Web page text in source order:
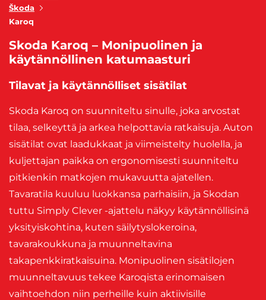
Škoda
Karoq
Skoda Karoq – Monipuolinen ja
käytännöllinen katumaasturi
Tilavat ja käytännölliset sisätilat
Skoda Karoq on suunniteltu sinulle, joka arvostat
tilaa, selkeyttä ja arkea helpottavia ratkaisuja. Auton
sisätilat ovat laadukkaat ja viimeistelty huolella, ja
kuljettajan paikka on ergonomisesti suunniteltu
pitkienkin matkojen mukavuutta ajatellen.
Tavaratila kuuluu luokkansa parhaisiin, ja Skodan
tuttu Simply Clever -ajattelu näkyy käytännöllisinä
yksityiskohtina, kuten säilytyslokeroina,
tavarakoukkuna ja muunneltavina
takapenkkiratkaisuina. Monipuolinen sisätilojen
muunneltavuus tekee Karoqista erinomaisen
vaihtoehdon niin perheille kuin aktiivisille